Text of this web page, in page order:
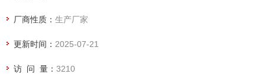
厂商性质：生产厂家
更新时间： 2025-07-21
访 问 量：3210